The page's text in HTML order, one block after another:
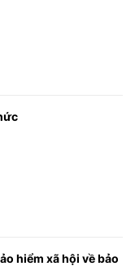
hiểm xã hội về bảo